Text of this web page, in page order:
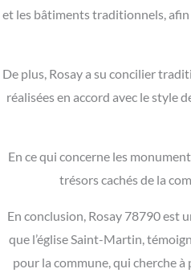
et les bâtiments traditionnels,
De plus, Rosay a su concilier
réalisées en accord avec le style
En ce qui concerne les
trésors cachés de la
En conclusion, Rosay 78790 est
que l’église Saint-Martin,
pour la commune, qui cherche